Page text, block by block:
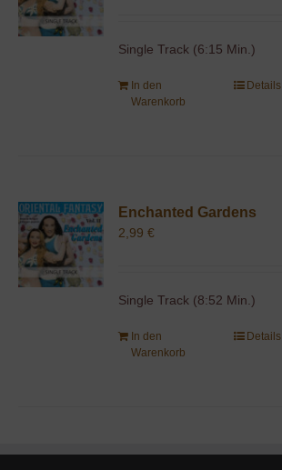
Single Track (6:15 Min.)
In den
Warenkorb
Details
Enchanted Gardens
2,99€
Single Track (8:52 Min.)
In den
Warenkorb
Details